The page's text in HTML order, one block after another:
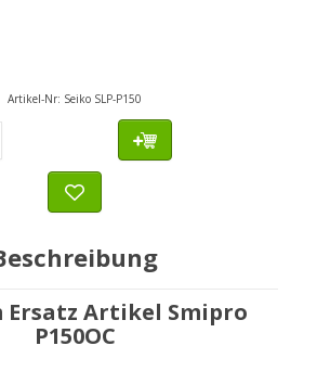
Artikel-Nr: Seiko SLP-P150
Ersatz Artikel Smipro
P150OC